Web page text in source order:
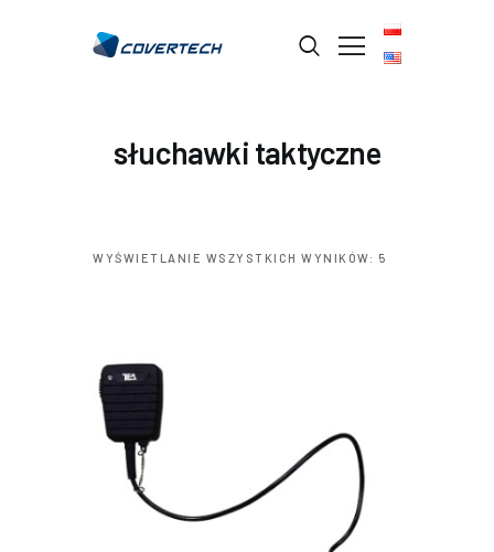
słuchawki taktyczne
STRONA GŁÓWNA
O FIRMIE
USŁUGI
WYŚWIETLANIE WSZYSTKICH WYNIKÓW: 5